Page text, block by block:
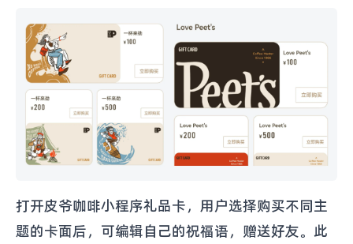
打开皮爷咖啡小程序礼品卡，用户选择购买不同主
题的卡面后，可编辑自己的祝福语，赠送好友。此